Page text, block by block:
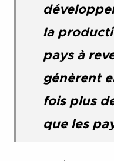
la
pays à
génèrent
fois plus
que les